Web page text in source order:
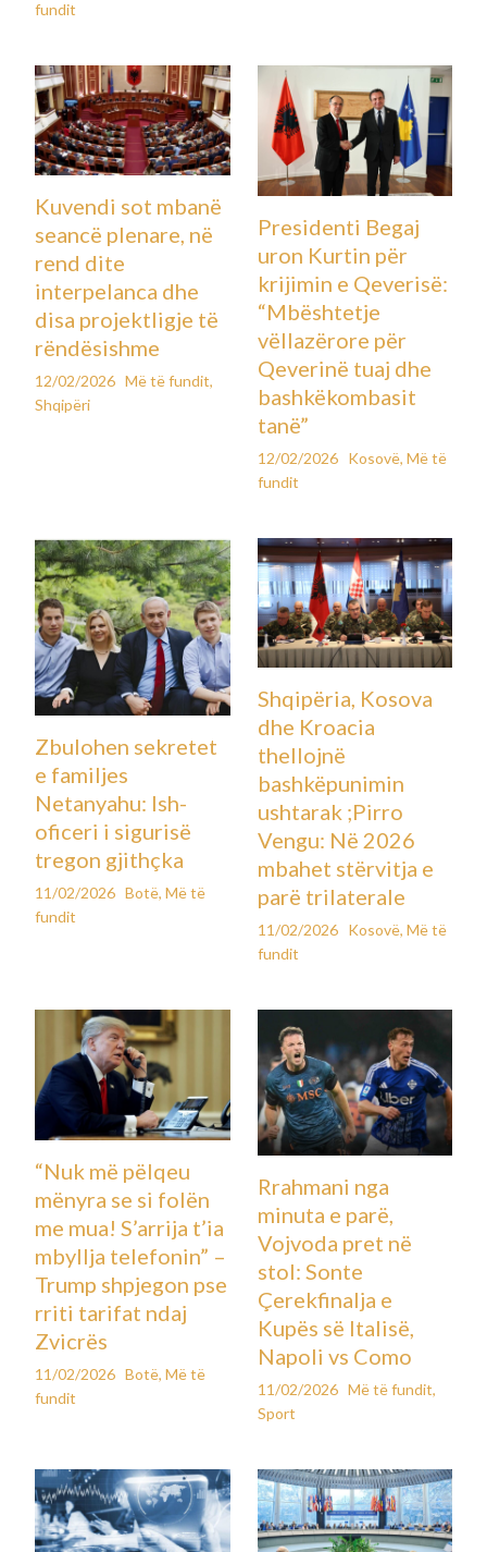
fundit
Kuvendi sot mbanë
seancë plenare, në
rend dite
interpelanca dhe
disa projektligje të
rëndësishme
12/02/2026 Më të fundit,
Shqipëri
Presidenti Begaj
uron Kurtin për
krijimin e Qeverisë:
“Mbështetje
vëllazërore për
Qeverinë tuaj dhe
bashkëkombasit
tanë”
12/02/2026 Kosovë, Më të
fundit
Zbulohen sekretet
e familjes
Netanyahu: Ish-
oficeri i sigurisë
tregon gjithçka
11/02/2026 Botë,Më të
fundit
Shqipëria, Kosova
dhe Kroacia
thellojnë
bashkëpunimin
ushtarak ;Pirro
Vengu: Në 2026
mbahet stërvitja e
parë trilaterale
11/02/2026 Kosovë, Më të
fundit
“Nuk më pëlqeu
mënyra se si folën
me mua! S’arrija t’ia
mbyllja telefonin” –
Trump shpjegon pse
rriti tarifat ndaj
Zvicrës
11/02/2026 Botë,Më të
fundit
Rrahmani nga
minuta e parë,
Vojvoda pret në
stol: Sonte
Çerekfinalja e
Kupës së Italisë,
Napoli vs Como
11/02/2026 Më të fundit,
Sport